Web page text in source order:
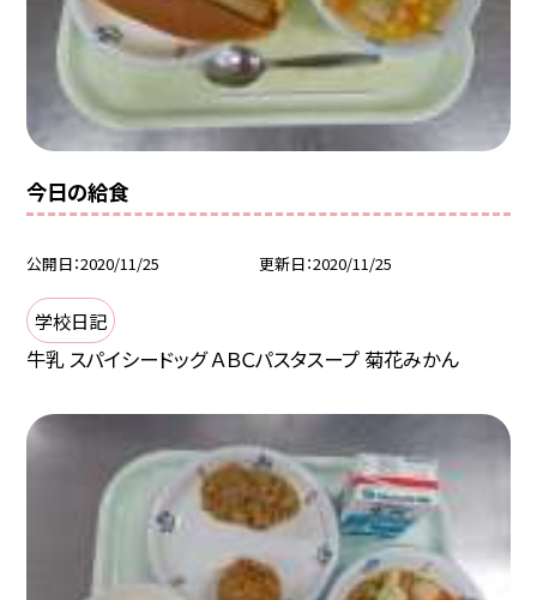
今日の給食
公開日 2020/11/25 更新日 2020/11/25
学校日記
牛乳 スパイシードッグ ＡＢＣパスタスープ 菊花みかん